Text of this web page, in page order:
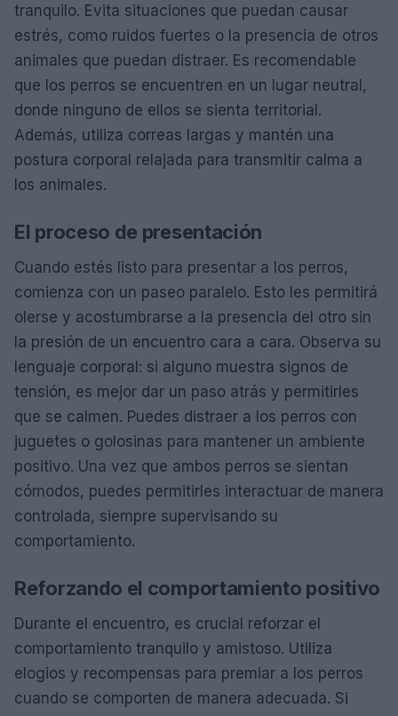
tranquilo. Evita situaciones que puedan causar
estrés, como ruidos fuertes o la presencia de otros
animales que puedan distraer. Es recomendable
que los perros se encuentren en un lugar neutral,
donde ninguno de ellos se sienta territorial.
Además, utiliza correas largas y mantén una
postura corporal relajada para transmitir calma a
los animales.
El proceso de presentación
Cuando estés listo para presentar a los perros,
comienza con un paseo paralelo. Esto les permitirá
olerse y acostumbrarse a la presencia del otro sin
la presión de un encuentro cara a cara. Observa su
lenguaje corporal: si alguno muestra signos de
tensión, es mejor dar un paso atrás y permitirles
que se calmen. Puedes distraer a los perros con
juguetes o golosinas para mantener un ambiente
positivo. Una vez que ambos perros se sientan
cómodos, puedes permitirles interactuar de manera
controlada, siempre supervisando su
comportamiento.
Reforzando el comportamiento positivo
Durante el encuentro, es crucial reforzar el
comportamiento tranquilo y amistoso. Utiliza
elogios y recompensas para premiar a los perros
cuando se comporten de manera adecuada. Si